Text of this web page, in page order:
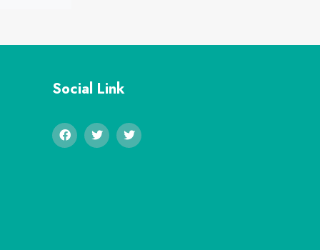
Social Link